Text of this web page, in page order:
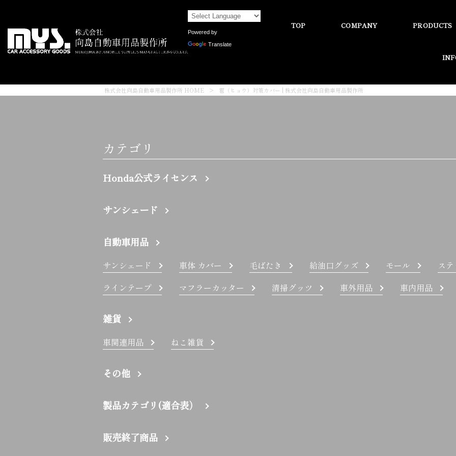
Powered by
Translate
TOP COMPANY PRODUCTS
株式会社向島自動車用品製作所 HOME > 雹（ヒョウ）対策カバー | 株式会社向島自動車用品製作所
カテゴリ
Honda公式ライセンス
サンシェード
自動車用品
サンシェード 車体 カバー 毛ばたき 給油口グッズ モール
ス
ラインテープ
マフラーカッター 清掃グッツ 車外用品 車内用品
雑貨
車関連用品 ねこ雑貨
その他
製品カテゴリ(適合表）
販売終了商品